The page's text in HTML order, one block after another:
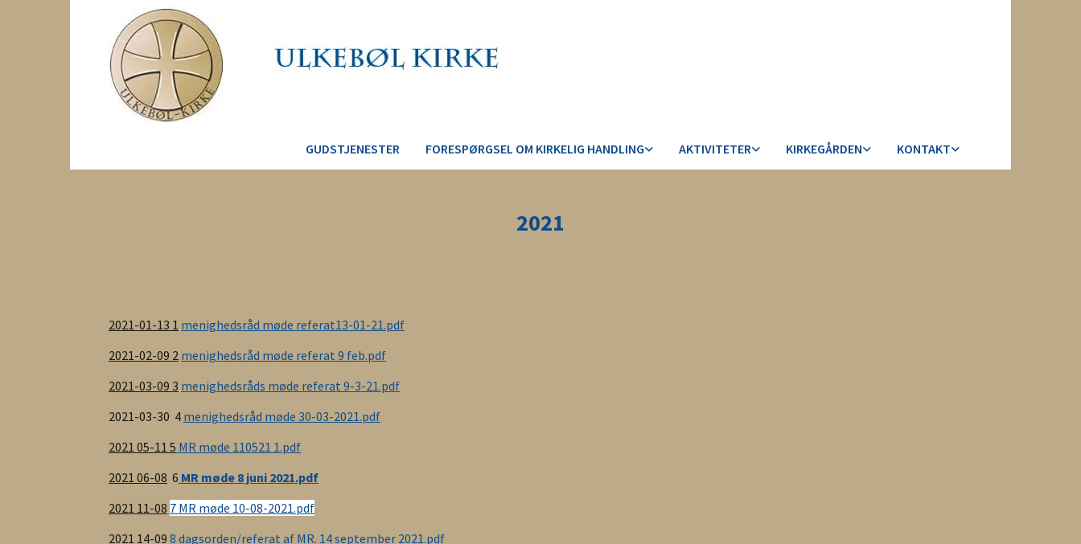
GUDSTJENESTER FORESPØRGSEL OM KIRKELIG HANDLING AKTIVITETER KIRKEGÅRDEN KONTAKT
2021
2021-01-13 1 menighedsråd møde referat13-01-21.pdf
2021-02-09 2 menighedsråd møde referat 9 feb.pdf
2021-03-09 3 menighedsråds møde referat 9-3-21.pdf
2021-03-30 4 menighedsråd møde 30-03-2021.pdf
2021 05-11 5 MR møde 110521 1.pdf
2021 06-08 6 MR møde 8 juni 2021.pdf
2021 11-08 7 MR møde 10-08-2021.pdf
2021 14-09 8 dagsorden/referat af MR. 14 september 2021.pdf